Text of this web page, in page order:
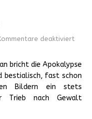
deaktiviert
bricht die Apokalypse
bestialisch, fast schon
Bildern ein stets
Trieb nach Gewalt